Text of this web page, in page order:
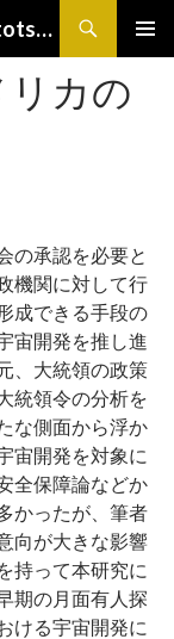
一橋大学地学研究室 (Geoscience Hitotsubashi)
ニュー
カの
の承認を必要と
機関に対して行
成できる手段の
宙開発を推し進
、大統領の政策
統領令の分析を
な側面から浮か
宙開発を対象に
全保障論などか
かったが、筆者
向が大きな影響
持って本研究に
期の月面有人探
ける宇宙開発に